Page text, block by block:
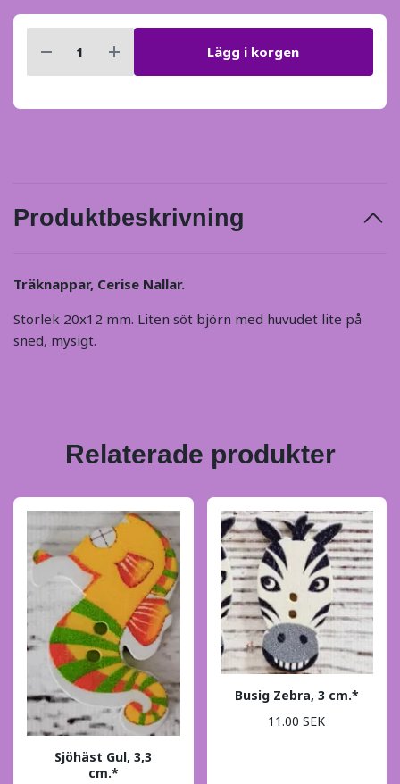
Lägg i korgen
Produktbeskrivning
Träknappar, Cerise Nallar.
Storlek 20x12 mm. Liten söt björn med huvudet lite på
sned, mysigt.
Relaterade produkter
Sjöhäst Gul, 3,3
cm.*
Busig Zebra, 3 cm.*
11.00 SEK